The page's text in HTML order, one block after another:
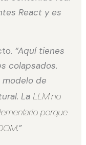
React y es
“Aquí tienes
colapsados.
modelo de
LaLLM no
porque
.”